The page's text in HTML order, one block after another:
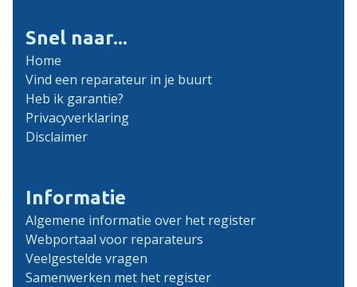
Snel naar...
Home
Vind een reparateur in je buurt
Heb ik garantie?
Privacyverklaring
Disclaimer
Informatie
Algemene informatie over het register
Webportaal voor reparateurs
Veelgestelde vragen
Samenwerken met het register